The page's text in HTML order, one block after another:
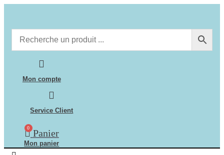
Mon compte
Service Client
0 Panier
Mon panier